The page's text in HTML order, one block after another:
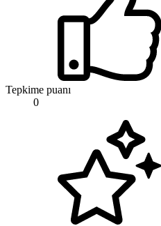
Tepkime puanı
0